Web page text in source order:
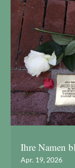
Ihre Namen
Apr. 19, 2026